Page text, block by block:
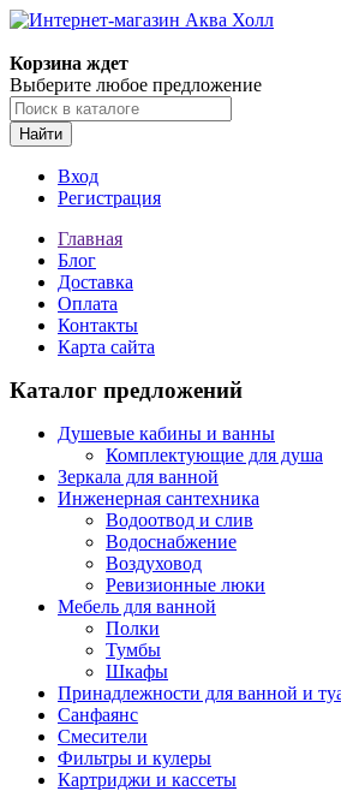
Корзина ждет
Выберите любое предложение
Найти
Вход
Регистрация
Главная
Блог
Доставка
Оплата
Контакты
Карта сайта
Каталог предложений
Душевые кабины и ванны
Комплектующие для душа
Зеркала для ванной
Инженерная сантехника
Водоотвод и слив
Водоснабжение
Воздуховод
Ревизионные люки
Мебель для ванной
Полки
Тумбы
Шкафы
Принадлежности для ванной и
Санфаянс
Смесители
Фильтры и кулеры
Картриджи и кассеты